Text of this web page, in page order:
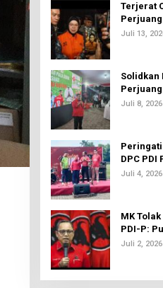
Terjerat
Juli 13,
Solidkan
Nobar
Juli 8, 2026
DPC
Gelar
Juli 4, 2026
MK
PDI-P:
dengan
Juli 2, 2026